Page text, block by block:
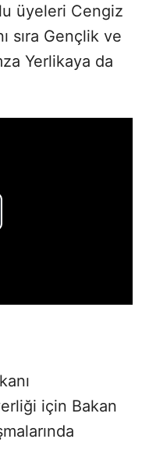
üyeleri Cengiz
sıra Gençlik ve
Yerlikaya da
için Bakan